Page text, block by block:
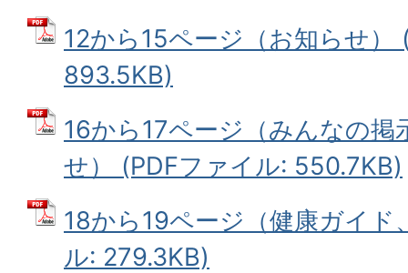
12から15ページ（お知らせ）
893.5KB)
16から17ページ（みんなの掲
せ） (PDFファイル: 550.7KB)
18から19ページ（健康ガイド
ル: 279.3KB)